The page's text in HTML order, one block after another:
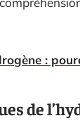
:
de